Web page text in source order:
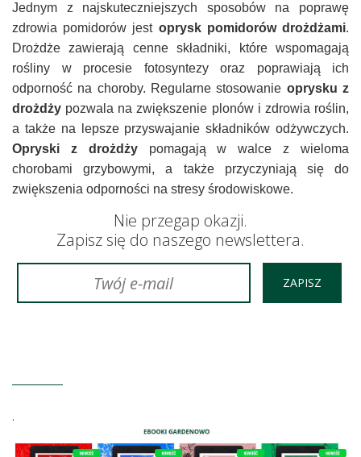
Jednym z najskuteczniejszych sposobów na poprawę
zdrowia pomidorów jest oprysk pomidorów drożdżami.
Drożdże zawierają cenne składniki, które wspomagają
rośliny w procesie fotosyntezy oraz poprawiają ich
odporność na choroby. Regularne stosowanie oprysku z
drożdży pozwala na zwiększenie plonów i zdrowia roślin,
a także na lepsze przyswajanie składników odżywczych.
Opryski z drożdżypomagają w walce z wieloma
chorobami grzybowymi, a także przyczyniają się do
zwiększenia odporności na stresy środowiskowe.
Nie przegap okazji.
Zapisz się do naszego newslettera.
ZAPISZ
.